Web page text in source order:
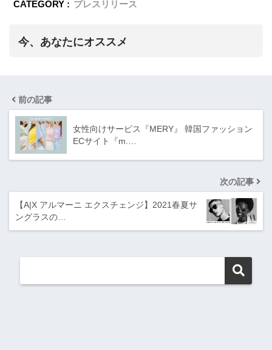
CATEGORY : プレスリリース
今、あなたにオススメ
前の記事
女性向けサービス『MERY』 韓国ファッション
ECサイト『m.…
次の記事
【A|X アルマーニ エクスチェンジ】2021春夏サ
ングラスの…